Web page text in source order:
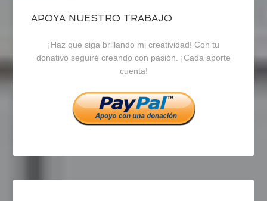
blogrecursosep
en
Facebook
recursosep
en
Twitter
recursosep
en
Instagram
APOYA NUESTRO TRABAJO
¡Haz que siga brillando mi creatividad! Con tu
donativo seguiré creando con pasión. ¡Cada aporte
cuenta!